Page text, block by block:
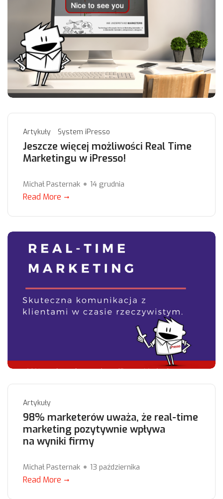
Artykuły System iPresso
Jeszcze więcej możliwości Real Time
Marketingu w iPresso!
Michał Pasternak 14 grudnia
Read More
Artykuły
98% marketerów uważa, że real-time
marketing pozytywnie wpływa
na wyniki firmy
Michał Pasternak 13 października
Read More